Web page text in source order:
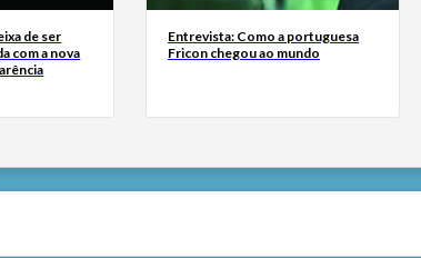
de ser
com a nova
Entrevista: Como a portuguesa
Fricon chegou ao mundo